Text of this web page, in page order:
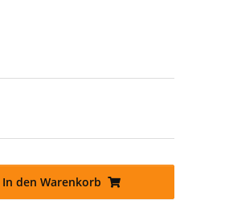
In den Warenkorb